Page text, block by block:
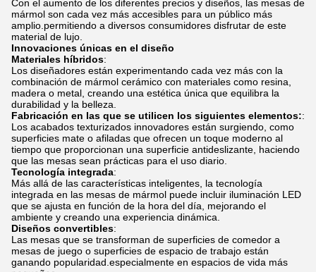
Con el aumento de los diferentes precios y diseños, las mesas de
mármol son cada vez más accesibles para un público más
amplio.permitiendo a diversos consumidores disfrutar de este
material de lujo.
Innovaciones únicas en el diseño
Materiales híbridos:
Los diseñadores están experimentando cada vez más con la
combinación de mármol cerámico con materiales como resina,
madera o metal, creando una estética única que equilibra la
durabilidad y la belleza.
Fabricación en las que se utilicen los siguientes elementos::
Los acabados texturizados innovadores están surgiendo, como
superficies mate o afiladas que ofrecen un toque moderno al
tiempo que proporcionan una superficie antideslizante, haciendo
que las mesas sean prácticas para el uso diario.
Tecnología integrada:
Más allá de las características inteligentes, la tecnología
integrada en las mesas de mármol puede incluir iluminación LED
que se ajusta en función de la hora del día, mejorando el
ambiente y creando una experiencia dinámica.
Diseños convertibles:
Las mesas que se transforman de superficies de comedor a
mesas de juego o superficies de espacio de trabajo están
ganando popularidad.especialmente en espacios de vida más